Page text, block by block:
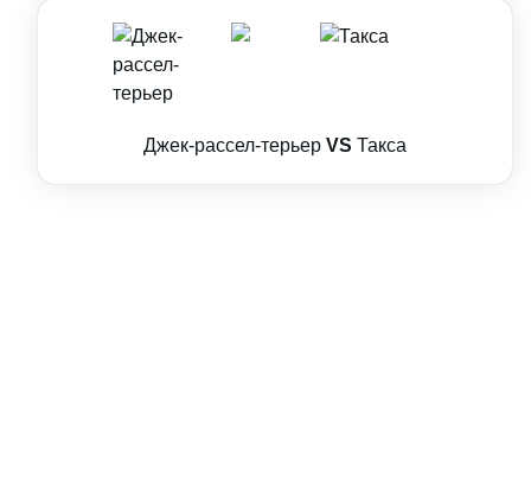
Джек-рассел-терьер VS Такса